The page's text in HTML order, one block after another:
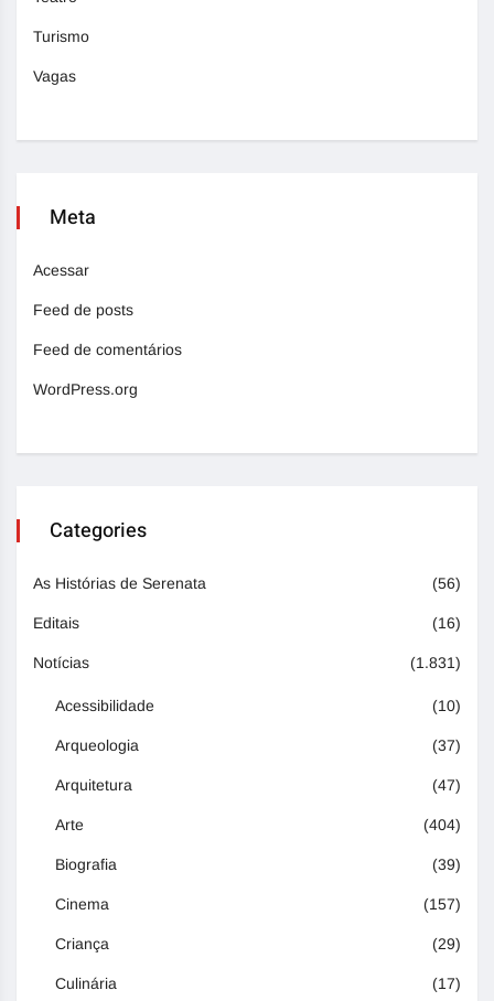
Turismo
Vagas
Meta
Acessar
Feed de posts
Feed de comentários
WordPress.org
Categories
As Histórias de Serenata (56)
Editais (16)
Notícias (1.831)
Acessibilidade (10)
Arqueologia (37)
Arquitetura (47)
Arte (404)
Biografia (39)
Cinema (157)
Criança (29)
Culinária (17)